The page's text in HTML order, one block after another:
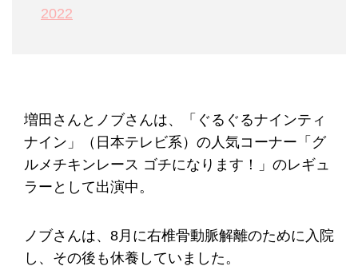
2022
増田さんとノブさんは、「ぐるぐるナインティ
ナイン」（日本テレビ系）の人気コーナー「グ
ルメチキンレース ゴチになります！」のレギュ
ラーとして出演中。
ノブさんは、8月に右椎骨動脈解離のために入院
し、その後も休養していました。